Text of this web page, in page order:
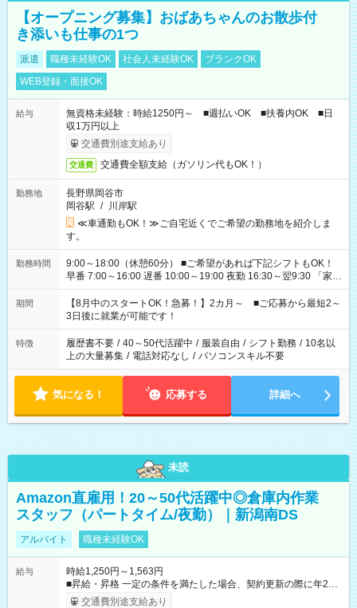
【オープニング募集】おばあちゃんのお散歩付
き添いも仕事の1つ
派遣 職種未経験OK 社会人未経験OK
ブランクOK
WEB登録・面接OK
給与
無資格未経験：時給1250円～ ■週払いOK ■扶養内OK ■日
収1万円以上
交通費別途支給あり
交通費 交通費全額支給（ガソリン代もOK！）
勤務地
長野県岡谷市
岡谷駅 / 川岸駅
≪車通勤もOK！≫ご自宅近くでご希望の勤務地を紹介しま
す。
勤務時間
9:00～18:00（休憩60分） ■ご希望があれば下記シフトもOK！
早番 7:00～16:00 遅番 10:00～19:00 夜勤 16:30～翌9:30 「家族
と休みを合わせたい」 「余裕を持って夕飯の準備がしたい」
「できれば残業はしたくない」 など、ご希望を教えてください
ね。 ※Wワーク希望の方へ 今ご覧のお仕事で希望する勤務時間
と、もう1つのお仕事の勤務時間。 合計で週40時間を超える場
合は応募できません。
期間
【8月中のスタートOK！急募！】2カ月～ ■ご応募から最短2～
3日後に就業が可能です！
特徴 履歴書不要 / 40～50代活躍中 / 服装自由 / シフト勤務 / 10名以
上の大量募集 / 電話対応なし / パソコンスキル不要
気になる！ 応募する 詳細へ
未読
Amazon直雇用！20～50代活躍中◎倉庫内作業
スタッフ（パートタイム/夜勤）｜新潟南DS
アルバイト 職種未経験OK
給与
時給1,250円～1,563円
■昇給・昇格 一定の条件を満たした場合、契約更新の際に年2回
まで昇給の機会があります。 ■正社員登用制度あり ※月末締/翌
交通費別途支給あり